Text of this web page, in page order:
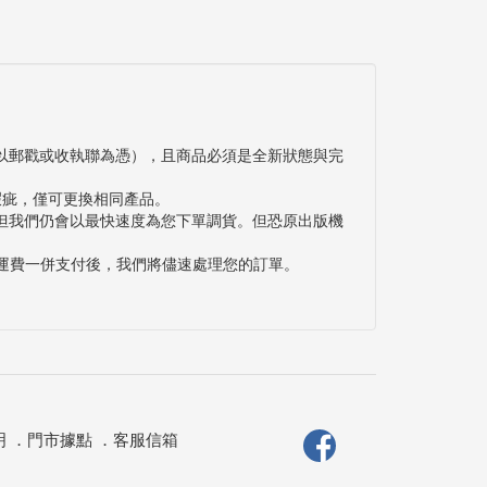
戳或收執聯為憑），且商品必須是全新狀態與完
，僅可更換相同產品。
們仍會以最快速度為您下單調貨。但恐原出版機
一併支付後，我們將儘速處理您的訂單。
． 門市據點． 客服信箱